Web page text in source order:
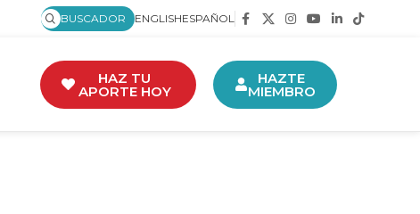
BUSCADOR ENGLISHESPAÑOL
HAZ TU
APORTE HOY
HAZTE
MIEMBRO